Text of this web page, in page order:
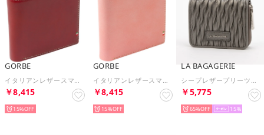
GORBE
イタリアンレザースマート二つ折り財布 （レッド）
￥8,415
15%
GORBE
イタリアンレザースマート二つ折り財布 （ピンク）
￥8,415
15%
LA BAGAGERIE
シープレザープリーツ加工二つ折り財布 （ガンメタリック）
￥5,775
65% 15